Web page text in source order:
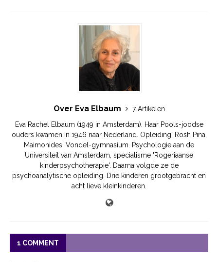
Over Eva Elbaum
7 Artikelen
Eva Rachel Elbaum (1949 in Amsterdam). Haar Pools-joodse
ouders kwamen in 1946 naar Nederland. Opleiding: Rosh Pina,
Maimonides, Vondel-gymnasium. Psychologie aan de
Universiteit van Amsterdam, specialisme 'Rogeriaanse
kinderpsychotherapie'. Daarna volgde ze de
psychoanalytische opleiding. Drie kinderen grootgebracht en
acht lieve kleinkinderen.
1 COMMENT